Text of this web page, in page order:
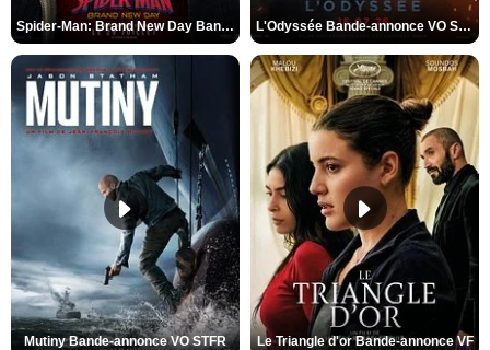
Spider-Man: Brand New Day Bande-annonce VO STFR L'Odyssée Bande-annonce VO STFR
Mutiny Bande-annonce VO STFR Le Triangle d'or Bande-annonce VF